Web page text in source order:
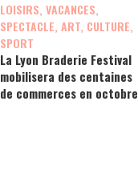
LOISIRS, VACANCES,
SPECTACLE, ART, CULTURE,
SPORT
La Lyon Braderie Festival
mobilisera des centaines
de commerces en octobre